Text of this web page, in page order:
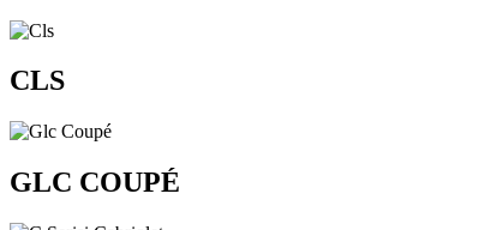
CLS
GLC COUPÉ